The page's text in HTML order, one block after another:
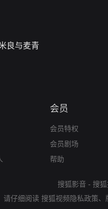
良与麦青
会员
会员特权
会员剧场
帮助
搜狐影音 - 搜
请仔细阅读 搜狐视频隐私政策、